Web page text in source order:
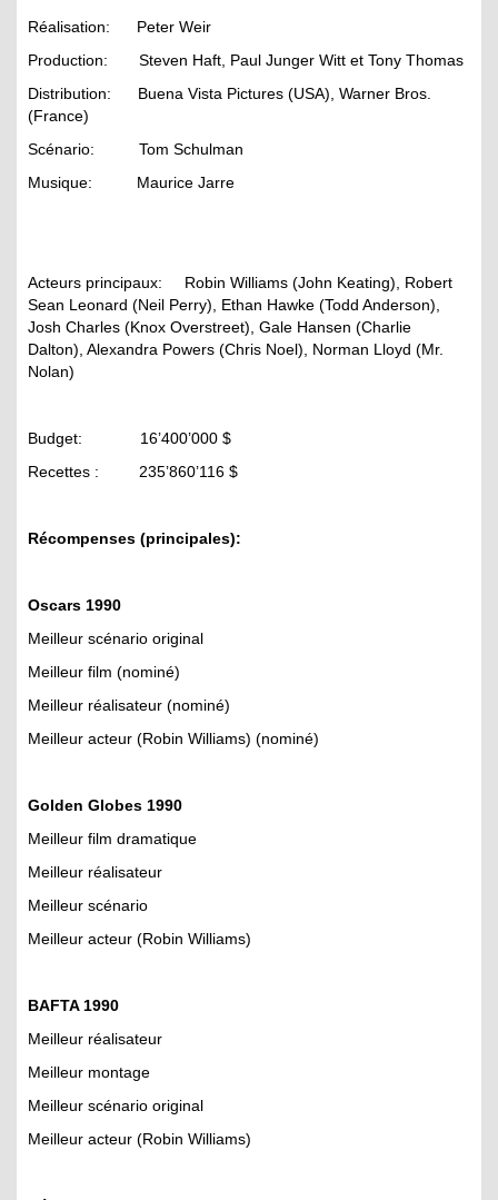
Réalisation: Peter Weir
Production: Steven Haft, Paul Junger Witt et Tony Thomas
Distribution: Buena Vista Pictures (USA), Warner Bros.
(France)
Scénario: Tom Schulman
Musique: Maurice Jarre
Acteurs principaux: Robin Williams (John Keating), Robert
Sean Leonard (Neil Perry), Ethan Hawke (Todd Anderson),
Josh Charles (Knox Overstreet), Gale Hansen (Charlie
Dalton), Alexandra Powers (Chris Noel), Norman Lloyd (Mr.
Nolan)
Budget: 16’400’000 $
Recettes : 235’860’116 $
Récompenses (principales):
Oscars 1990
Meilleur scénario original
Meilleur film (nominé)
Meilleur réalisateur (nominé)
Meilleur acteur (Robin Williams) (nominé)
Golden Globes 1990
Meilleur film dramatique
Meilleur réalisateur
Meilleur scénario
Meilleur acteur (Robin Williams)
BAFTA 1990
Meilleur réalisateur
Meilleur montage
Meilleur scénario original
Meilleur acteur (Robin Williams)